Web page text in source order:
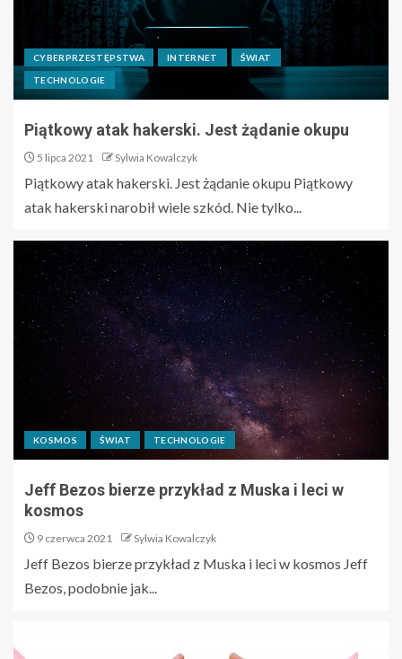
CYBERPRZESTĘPSTWA INTERNET ŚWIAT
TECHNOLOGIE
Piątkowy atak hakerski. Jest żądanie okupu
5 lipca 2021 Sylwia Kowalczyk
Piątkowy atak hakerski. Jest żądanie okupu Piątkowy
atak hakerski narobił wiele szkód. Nie tylko...
KOSMOS ŚWIAT TECHNOLOGIE
Jeff Bezos bierze przykład z Muska i leci w
kosmos
9 czerwca 2021 Sylwia Kowalczyk
Jeff Bezos bierze przykład z Muska i leci w kosmos Jeff
Bezos, podobnie jak...